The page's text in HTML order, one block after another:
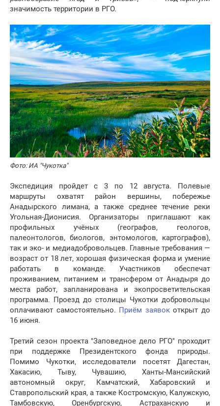
значимость территории в РГО.
Фото: ИА "Чукотка"
Экспедиция пройдет с 3 по 12 августа. Полевые
маршруты охватят район вершины, побережье
Анадырского лимана, а также среднее течение реки
Угольная-Дионисия. Организаторы приглашают как
профильных учёных (географов, геологов,
палеонтологов, биологов, энтомологов, картографов),
так и эко- и медиадобровольцев. Главные требования —
возраст от 18 лет, хорошая физическая форма и умение
работать в команде. Участников обеспечат
проживанием, питанием и трансфером от Анадыря до
места работ, запланирована и экопросветительская
программа. Проезд до столицы Чукотки добровольцы
оплачивают самостоятельно. Приём заявокоткрыт до
16 июня.
Третий сезон проекта "Заповедное дело РГО" проходит
при поддержке Президентского фонда природы.
Помимо Чукотки, исследователи посетят Дагестан,
Хакасию, Тыву, Чувашию, Ханты-Мансийский
автономный округ, Камчатский, Хабаровский и
Ставропольский края, а также Костромскую, Калужскую,
Тамбовскую, Оренбургскую, Астраханскую и